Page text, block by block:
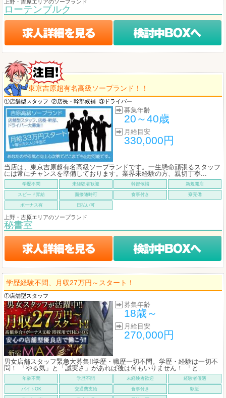
上野・吉原エリアのソープランド
ローテンブルク
東京吉原超有名高級ソープランド！！
①店舗型スタッフ ②店長・幹部候補 ③ドライバー
募集年齢
20～40歳
月給目安
330,000円
当店は、東京吉原超有名高級ソープランドです。一生懸命頑張るスタッフ
には常にチャンスを準備しております。業界未経験の方、親切丁寧...
学歴不問 未経験者歓迎 幹部候補 新規開店
スピード昇給 面接随時可 食事付き 寮完備
ボーナス有 日払い可
上野・吉原エリアのソープランド
秘書室
学歴経験不問、月収27万円～スタート！
①店舗型スタッフ
募集年齢
18歳～
月給目安
270,000円
男女店舗スタッフ緊急大募集!!学歴・職歴一切不問。学歴・経験は一切不
問！ 「やる気」と「誠実さ」があれば後は何もいりません！ 「と...
年齢不問 学歴不問 未経験者歓迎 経験者優遇
バイトOK 交通費支給 食事付き 駅近